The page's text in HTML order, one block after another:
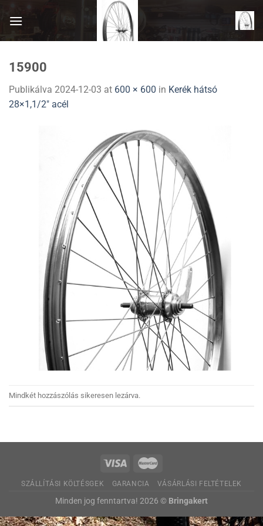
15900
Publikálva 2024-12-03 at 600 × 600 in Kerék hátsó
28×1,1/2″ acél
Mindkét hozzászólás sikeresen lezárva.
SZÁLLÍTÁSI KÖLTÉSGEK GARANCIA VÁSÁRLÁSI FELTÉTELEK
Minden jog fenntartva! 2026 © Bringakert